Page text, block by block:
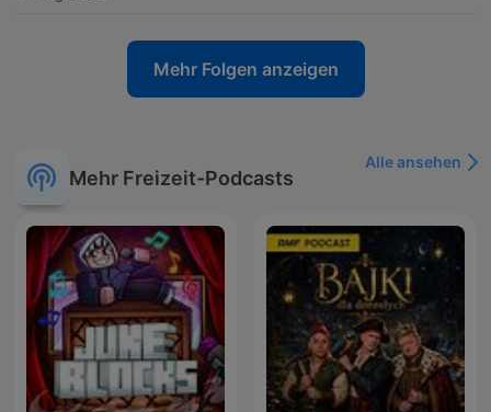
Mehr Folgen anzeigen
Mehr Freizeit-Podcasts
Alle ansehen